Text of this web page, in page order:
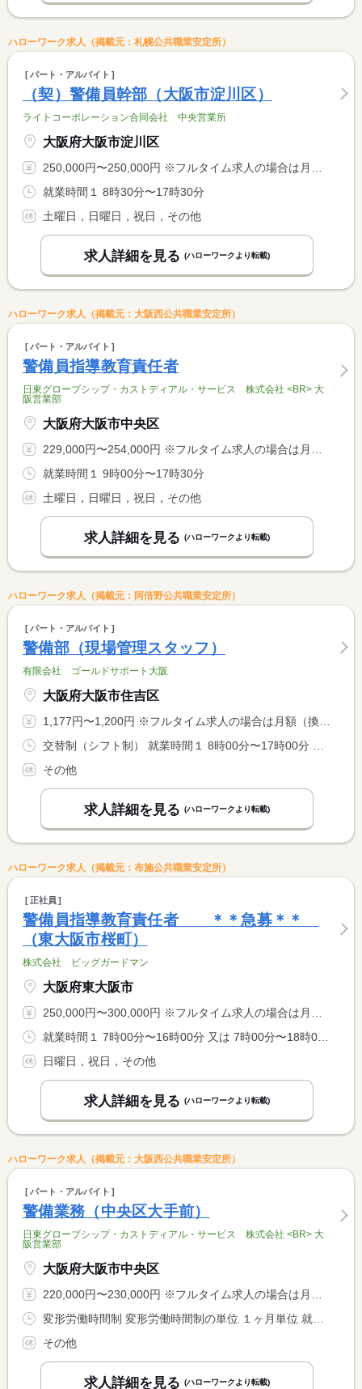
ハローワーク求人（掲載元：札幌公共職業安定所）
パート・アルバイト
（契）警備員幹部（大阪市淀川区）
ライトコーポレーション合同会社 中央営業所
大阪府大阪市淀川区
250,000円〜250,000円 ※フルタイム求人の場合は月額（換算額）、パート求人の場合は時間額を表示しています。
就業時間１ 8時30分〜17時30分
土曜日，日曜日，祝日，その他
求人詳細を見る (ハローワークより転載)
ハローワーク求人（掲載元：大阪西公共職業安定所）
パート・アルバイト
警備員指導教育責任者
日東グローブシップ・カストディアル・サービス 株式会社 <BR> 大
阪営業部
大阪府大阪市中央区
229,000円〜254,000円 ※フルタイム求人の場合は月額（換算額）、パート求人の場合は時間額を表示しています。
就業時間１ 9時00分〜17時30分
土曜日，日曜日，祝日，その他
求人詳細を見る (ハローワークより転載)
ハローワーク求人（掲載元：阿倍野公共職業安定所）
パート・アルバイト
警備部（現場管理スタッフ）
有限会社 ゴールドサポート大阪
大阪府大阪市住吉区
1,177円〜1,200円 ※フルタイム求人の場合は月額（換算額）、パート求人の場合は時間額を表示しています。
その他
求人詳細を見る (ハローワークより転載)
ハローワーク求人（掲載元：布施公共職業安定所）
正社員
警備員指導教育責任者 ＊＊急募＊＊
（東大阪市桜町）
株式会社 ビッグガードマン
大阪府東大阪市
250,000円〜300,000円 ※フルタイム求人の場合は月額（換算額）、パート求人の場合は時間額を表示しています。
日曜日，祝日，その他
求人詳細を見る (ハローワークより転載)
ハローワーク求人（掲載元：大阪西公共職業安定所）
パート・アルバイト
警備業務（中央区大手前）
日東グローブシップ・カストディアル・サービス 株式会社 <BR> 大
阪営業部
大阪府大阪市中央区
220,000円〜230,000円 ※フルタイム求人の場合は月額（換算額）、パート求人の場合は時間額を表示しています。
その他
求人詳細を見る (ハローワークより転載)